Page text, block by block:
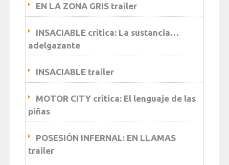
EN LA ZONA GRIS trailer
INSACIABLE crítica: La sustancia…
adelgazante
INSACIABLE trailer
MOTOR CITY crítica: El lenguaje de las
piñas
POSESIÓN INFERNAL: EN LLAMAS
trailer